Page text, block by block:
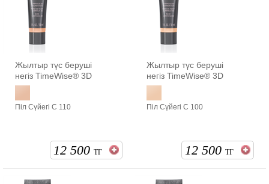
Жылтыр түс беруші
негіз TimeWise® 3D
Піл Сүйегі С 110
12 500 ТГ
Жылтыр түс беруші
негіз TimeWise® 3D
Піл Сүйегі С 100
12 500 ТГ